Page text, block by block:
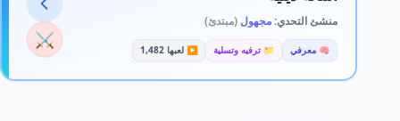
منشئ التحدي:مجهول (مبتدئ)
🧠 معرفي 📁 ترفيه وتسلية ▶️ لعبها 1,482 ⚔️